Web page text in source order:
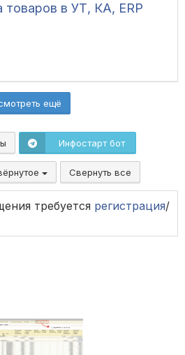
товаров в УТ, КА, ERP
ещё
Инфостарт бот
Свернуть все
требуется регистрация/